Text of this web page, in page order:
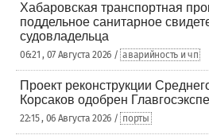
Хабаровская транспортная
поддельное санитарное
судовладельца
06:21 , 07 Августа 2026 / аварийность и чп
Проект реконструкции
Корсаков одобрен
22:15 , 06 Августа 2026 / порты